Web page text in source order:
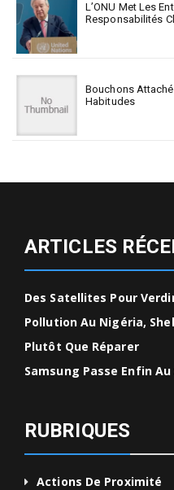
L’ONU Met Les
Responsabilités
Bouchons
Habitudes
ARTICLES
Des Satellites Pour
Pollution Au Nigéria,
Plutôt Que Réparer
Samsung Passe Enfin
RUBRIQUES
Actions De Proximité